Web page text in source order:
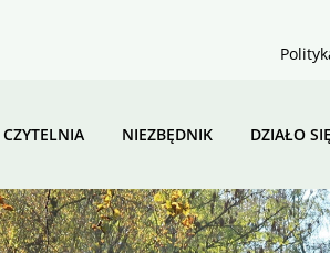
CZYTELNIA NIEZBĘDNIK DZIAŁO